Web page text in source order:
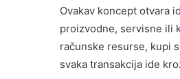
Ovakav koncept otvara
proizvodne, servisne ili
računske resurse, kupi
svaka transakcija ide